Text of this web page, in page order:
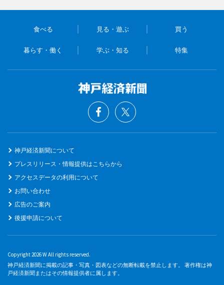
食べる 見る・遊ぶ 買う
暮らす・働く 学ぶ・知る 特集
神戸経済新聞について
プレスリリース・情報提供はこちらから
アクセスデータの利用について
お問い合わせ
広告のご案内
後援申請について
Copyright 2026 W All rights reserved.
神戸経済新聞に掲載の記事・写真・図表などの無断転載を禁止します。 著作権は神
戸経済新聞またはその情報提供者に属します。